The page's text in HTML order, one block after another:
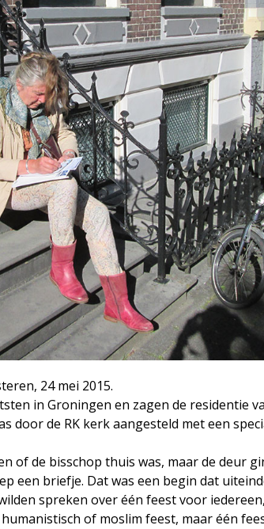
24 mei 2015.
in Groningen en zagen de residentie
door de RK kerk aangesteld met een
of de bisschop thuis was, maar de deur
een briefje. Dat was een begin dat
spreken over één feest voor
of moslim feest, maar één